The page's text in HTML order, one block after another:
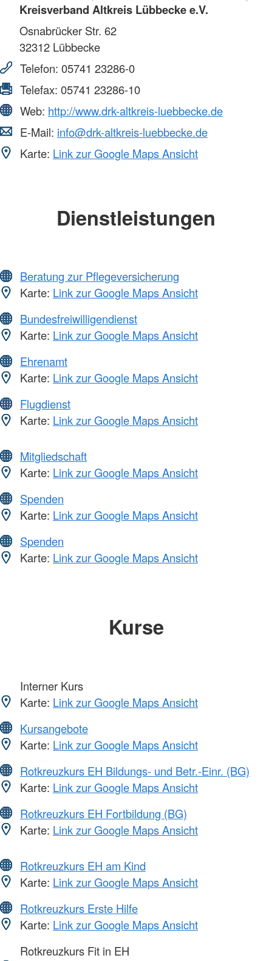
Kreisverband Altkreis Lübbecke e.V.
Osnabrücker Str. 62
32312 Lübbecke
Telefon: 05741 23286-0
Telefax: 05741 23286-10
Web: http://www.drk-altkreis-luebbecke.de
E-Mail: info@drk-altkreis-luebbecke.de
Karte: Link zur Google Maps Ansicht
Dienstleistungen
Beratung zur Pflegeversicherung
Karte: Link zur Google Maps Ansicht
Bundesfreiwilligendienst
Karte: Link zur Google Maps Ansicht
Ehrenamt
Karte: Link zur Google Maps Ansicht
Flugdienst
Karte: Link zur Google Maps Ansicht
Mitgliedschaft
Karte: Link zur Google Maps Ansicht
Spenden
Karte: Link zur Google Maps Ansicht
Spenden
Karte: Link zur Google Maps Ansicht
Kurse
Interner Kurs
Karte: Link zur Google Maps Ansicht
Kursangebote
Karte: Link zur Google Maps Ansicht
Rotkreuzkurs EH Bildungs- und Betr.-Einr. (BG)
Karte: Link zur Google Maps Ansicht
Rotkreuzkurs EH Fortbildung (BG)
Karte: Link zur Google Maps Ansicht
Rotkreuzkurs EH am Kind
Karte: Link zur Google Maps Ansicht
Rotkreuzkurs Erste Hilfe
Karte: Link zur Google Maps Ansicht
Rotkreuzkurs Fit in EH